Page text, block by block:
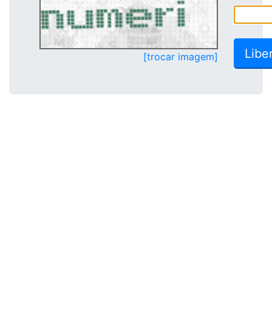
[trocar imagem]